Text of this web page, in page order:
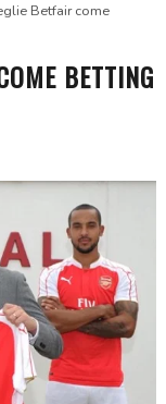
Betfair come
BETTING